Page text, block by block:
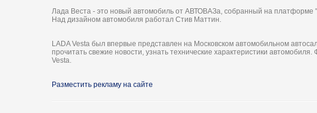
Лада Веста - это новый автомобиль от АВТОВАЗа, собранный на платформе
Над дизайном автомобиля работал Стив Маттин.
LADA Vesta был впервые представлен на Московском автомобильном
прочитать свежие новости, узнать технические характеристики
Vesta.
Разместить рекламу на сайте